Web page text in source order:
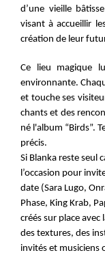
d’une vieille
visant à accueillir
création de leur
Ce lieu magique
environnante.
et touche ses
chants et des
né l'album “Birds”.
précis.
Si Blanka reste seul
l’occasion pour
date (Sara Lugo,
Phase, King Krab,
créés sur place
des textures, des
invités et musiciens